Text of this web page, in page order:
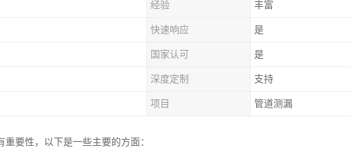
经验 丰富
快速响应 是
国家认可 是
深度定制 支持
项目 管道测漏
要性，以下是一些主要的方面：